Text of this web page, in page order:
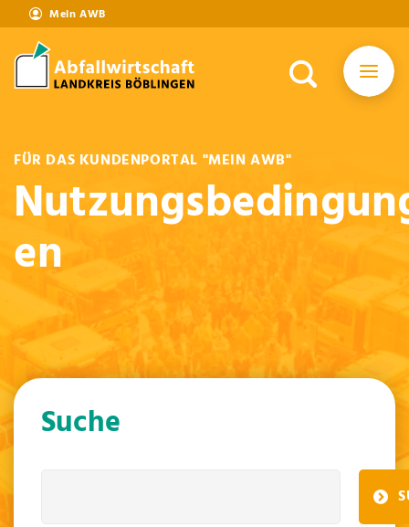
Mein AWB
FÜR DAS KUNDENPORTAL "MEIN AWB"
en
Suche